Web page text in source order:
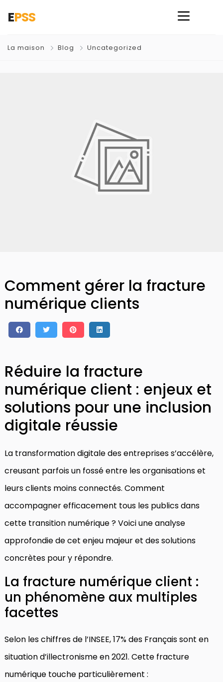
EPSS
La maison Blog Uncategorized
Comment gérer la fracture
numérique clients
Réduire la fracture
numérique client : enjeux et
solutions pour une inclusion
digitale réussie
La transformation digitale des entreprises s’accélère,
creusant parfois un fossé entre les organisations et
leurs clients moins connectés. Comment
accompagner efficacement tous les publics dans
cette transition numérique ? Voici une analyse
approfondie de cet enjeu majeur et des solutions
concrètes pour y répondre.
La fracture numérique client :
un phénomène aux multiples
facettes
Selon les chiffres de l’INSEE, 17% des Français sont en
situation d’illectronisme en 2021. Cette fracture
numérique touche particulièrement :